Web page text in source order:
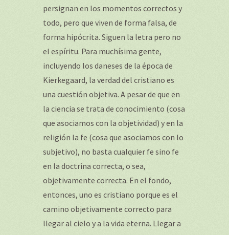
persignan en los momentos correctos y
todo, pero que viven de forma falsa, de
forma hipócrita. Siguen la letra pero no
el espíritu. Para muchísima gente,
incluyendo los daneses de la época de
Kierkegaard, la verdad del cristiano es
una cuestión objetiva. A pesar de que en
la ciencia se trata de conocimiento (cosa
que asociamos con la objetividad) y en la
religión la fe (cosa que asociamos con lo
subjetivo), no basta cualquier fe sino fe
en la doctrina correcta, o sea,
objetivamente correcta. En el fondo,
entonces, uno es cristiano porque es el
camino objetivamente correcto para
llegar al cielo y a la vida eterna. Llegar a